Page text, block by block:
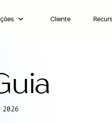
Cliente